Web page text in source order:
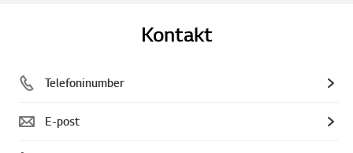
Kontakt
Telefoninumber
E-post